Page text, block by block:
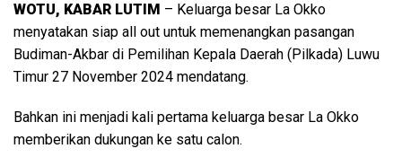
WOTU, KABAR LUTIM – Keluarga besar La Okko
menyatakan siap all out untuk memenangkan pasangan
Budiman-Akbar di Pemilihan Kepala Daerah (Pilkada) Luwu
Timur 27 November 2024 mendatang.
Bahkan ini menjadi kali pertama keluarga besar La Okko
memberikan dukungan ke satu calon.